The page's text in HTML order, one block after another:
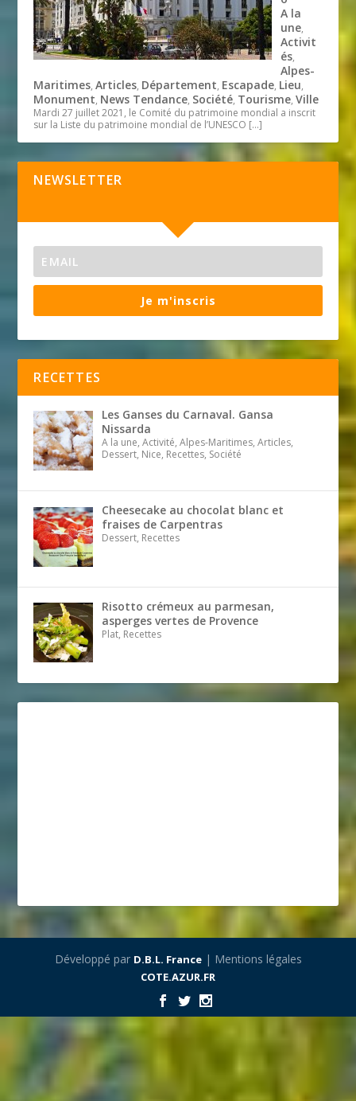
A la
une,
Activit
és,
Alpes-
Maritimes,Articles, Département, Escapade, Lieu,
Monument, News Tendance, Société, Tourisme,Ville
Mardi 27 juillet 2021, le Comité du patrimoine mondial a inscrit
sur la Liste du patrimoine mondial de l’UNESCO […]
NEWSLETTER
Je m'inscris
RECETTES
Les Ganses du Carnaval. Gansa
Nissarda
A la une, Activité, Alpes-Maritimes, Articles,
Dessert, Nice, Recettes, Société
Cheesecake au chocolat blanc et
fraises de Carpentras
Dessert, Recettes
Risotto crémeux au parmesan,
asperges vertes de Provence
Plat, Recettes
Développé par D.B.L. France| Mentions légales
COTE.AZUR.FR